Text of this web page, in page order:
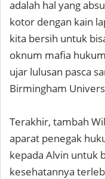
adalah hal yang
kotor dengan kain
kita bersih untuk
oknum mafia
ujar lulusan pasca
Birmingham
Terakhir, tambah
aparat penegak
kepada Alvin untuk
kesehatannya